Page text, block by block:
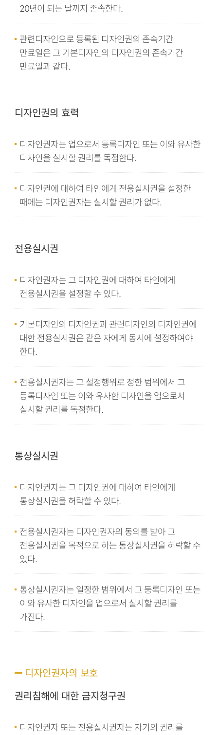
20년이 되는 날까지 존속한다.
관련디자인으로 등록된 디자인권의 존속기간
만료일은 그 기본디자인의 디자인권의 존속기간
만료일과 같다.
디자인권의 효력
디자인권자는 업으로서 등록디자인 또는 이와 유사한
디자인을 실시할 권리를 독점한다.
디자인권에 대하여 타인에게 전용실시권을 설정한
때에는 디자인권자는 실시할 권리가 없다.
전용실시권
디자인권자는 그 디자인권에 대하여 타인에게
전용실시권을 설정할 수 있다.
기본디자인의 디자인권과 관련디자인의 디자인권에
대한 전용실시권은 같은 자에게 동시에 설정하여야
한다.
전용실시권자는 그 설정행위로 정한 범위에서 그
등록디자인 또는 이와 유사한 디자인을 업으로서
실시할 권리를 독점한다.
통상실시권
디자인권자는 그 디자인권에 대하여 타인에게
통상실시권을 허락할 수 있다.
전용실시권자는 디자인권자의 동의를 받아 그
전용실시권을 목적으로 하는 통상실시권을 허락할 수
있다.
통상실시권자는 일정한 범위에서 그 등록디자인 또는
이와 유사한 디자인을 업으로서 실시할 권리를
가진다.
디자인권자의 보호
권리침해에 대한 금지청구권
디자인권자 또는 전용실시권자는 자기의 권리를